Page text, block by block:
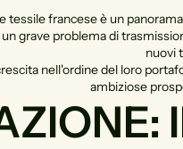
tessile francese è un
grave problema di
nuovi
nell'ordine del loro
ambiziose